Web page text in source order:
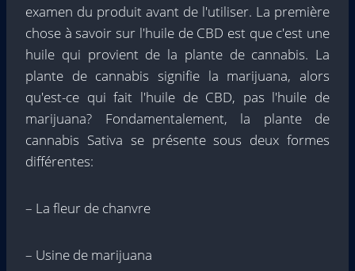
examen du produit avant de l'utiliser. La première
chose à savoir sur l'huile de CBD est que c'est une
huile qui provient de la plante de cannabis. La
plante de cannabis signifie la marijuana, alors
qu'est-ce qui fait l'huile de CBD, pas l'huile de
marijuana? Fondamentalement, la plante de
cannabis Sativa se présente sous deux formes
différentes:
– La fleur de chanvre
– Usine de marijuana